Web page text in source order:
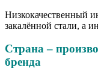
Низкокачественный
закалённой стали, а
Страна –
бренда